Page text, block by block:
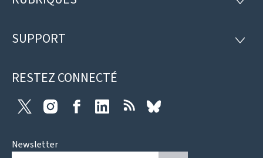
Pied
page
SUPPORT
RESTEZ CONNECTÉ
Twitter InstagramFacebookLinkedIn RSS
Newsletter